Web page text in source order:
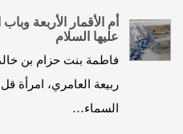
أم الأقمار الأربعة
عليها السلام
فاطمة بنت حزام بن
ربيعة العامري، امرأة
السماء…